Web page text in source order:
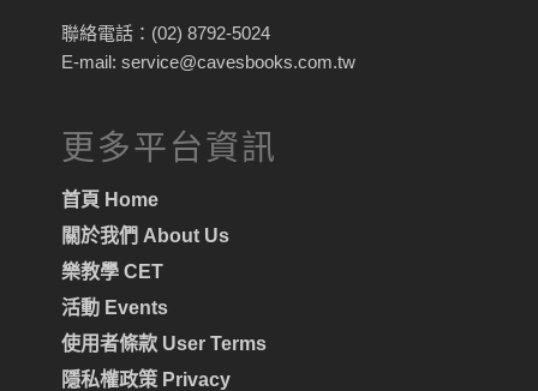
聯絡電話：(02) 8792-5024
E-mail: service@cavesbooks.com.tw
更多平台資訊
首頁 Home
關於我們 About Us
樂教學 CET
活動 Events
使用者條款 User Terms
隱私權政策 Privacy